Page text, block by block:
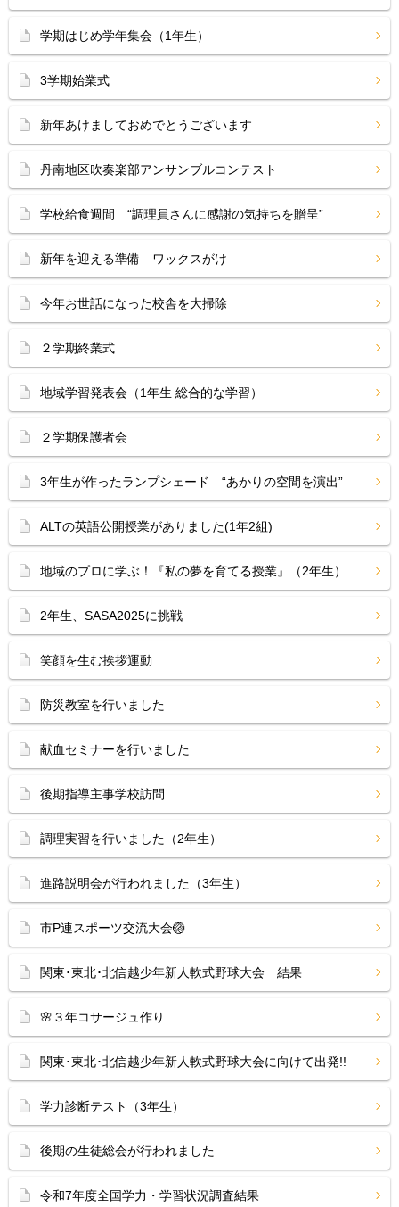
学期はじめ学年集会（1年生）
3学期始業式
新年あけましておめでとうございます
丹南地区吹奏楽部アンサンブルコンテスト
学校給食週間 “調理員さんに感謝の気持ちを贈呈”
新年を迎える準備 ワックスがけ
今年お世話になった校舎を大掃除
２学期終業式
地域学習発表会（1年生 総合的な学習）
２学期保護者会
3年生が作ったランプシェード “あかりの空間を演出”
ALTの英語公開授業がありました(1年2組)
地域のプロに学ぶ！『私の夢を育てる授業』（2年生）
2年生、SASA2025に挑戦
笑顔を生む挨拶運動
防災教室を行いました
献血セミナーを行いました
後期指導主事学校訪問
調理実習を行いました（2年生）
進路説明会が行われました（3年生）
市P連スポーツ交流大会🏐
関東･東北･北信越少年新人軟式野球大会 結果
🌸３年コサージュ作り
関東･東北･北信越少年新人軟式野球大会に向けて出発!!
学力診断テスト（3年生）
後期の生徒総会が行われました
令和7年度全国学力・学習状況調査結果